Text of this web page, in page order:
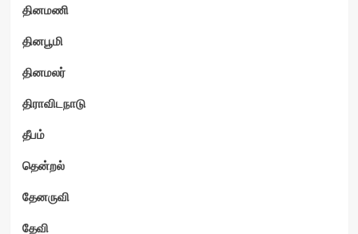
தினமணி
தினபூமி
தினமலர்
திராவிடநாடு
தீபம்
தென்றல்
தேனருவி
தேவி